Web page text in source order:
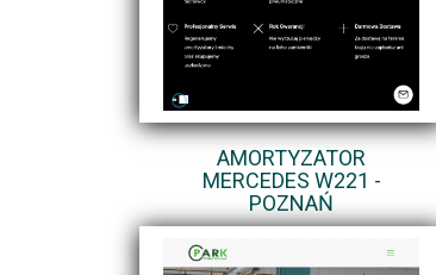
AMORTYZATOR
MERCEDES W221 -
POZNAŃ